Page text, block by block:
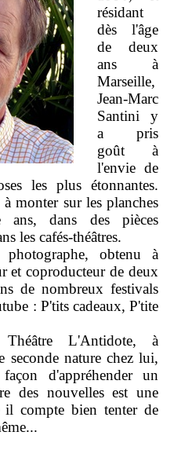
résidant
dès l'âge
de deux
ans à
Marseille,
Jean-Marc
Santini y
a pris
goût à
l'envie de
les plus étonnantes.
monter sur les planches
ans, dans des pièces
les cafés-théâtres.
obtenu à
et coproducteur de deux
de nombreux festivals
: P'tits cadeaux, P'tite
L'Antidote, à
seconde nature chez lui,
d'appréhender un
des nouvelles est une
il compte bien tenter de